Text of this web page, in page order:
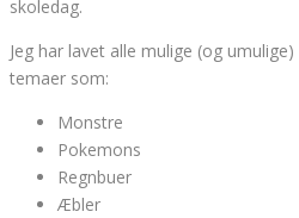
skoledag.
Jeg har lavet alle mulige (og
temaer som:
Monstre
Pokemons
Regnbuer
Æbler